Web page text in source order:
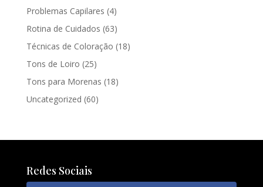
Problemas Capilares (4)
Rotina de Cuidados (63)
Técnicas de Coloração (18)
Tons de Loiro (25)
Tons para Morenas (18)
Uncategorized (60)
Redes Sociais